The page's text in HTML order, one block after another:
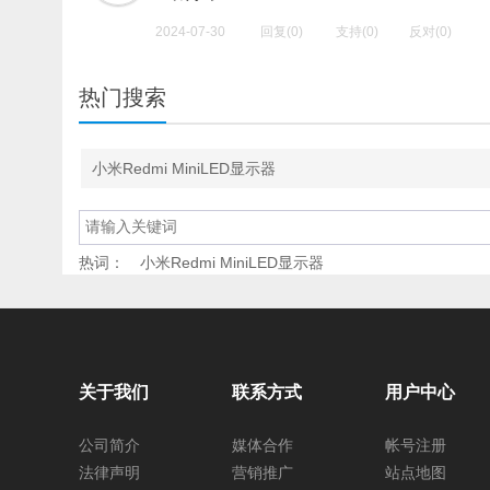
2024-07-30 回复(0) 支持(0) 反对(0)
热门搜索
小米Redmi MiniLED显示器
热词： 小米Redmi MiniLED显示器
关于我们
公司简介
法律声明
联系方式
媒体合作
营销推广
用户中心
帐号注册
站点地图